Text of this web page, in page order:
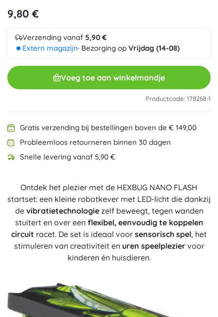
9,80 €
Verzending vanaf 5,90 €
Extern magazijn· Bezorging op Vrijdag (14-08)
Voeg toe aan winkelmandje
Productcode: 178268-1
Gratis verzending bij bestellingen boven de € 149,00
Probleemloos retourneren binnen 30 dagen
Snelle levering vanaf 5,90 €
Ontdek het plezier met de HEXBUG NANO FLASH
startset: een kleine robotkever met LED-licht die dankzij
de vibratietechnologiezelf beweegt, tegen wanden
stuitert en over een flexibel, eenvoudig te koppelen
circuit racet. De set is ideaal voor sensorisch spel, het
stimuleren van creativiteit en uren speelpleziervoor
kinderen én huisdieren.